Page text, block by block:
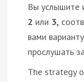
Вы услышите
2 или 3,
вами
прослушать
The strategy